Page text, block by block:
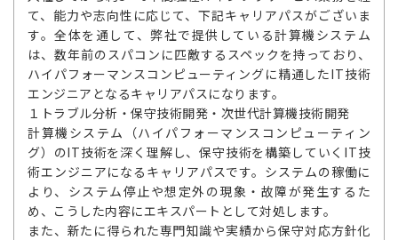
て、能力や志向性に応じて、下記キャリアパスがございま
す。全体を通して、弊社で提供している計算機システム
は、数年前のスパコンに匹敵するスペックを持っており、
ハイパフォーマンスコンピューティングに精通したIT技術
エンジニアとなるキャリアパスになります。
１トラブル分析・保守技術開発・次世代計算機技術開発
計算機システム（ハイパフォーマンスコンピューティン
グ）のIT技術を深く理解し、保守技術を構築していくIT技
術エンジニアになるキャリアパスです。システムの稼働に
より、システム停止や想定外の現象・故障が発生するた
め、こうした内容にエキスパートとして対処します。
また、新たに得られた専門知識や実績から保守対応方針化